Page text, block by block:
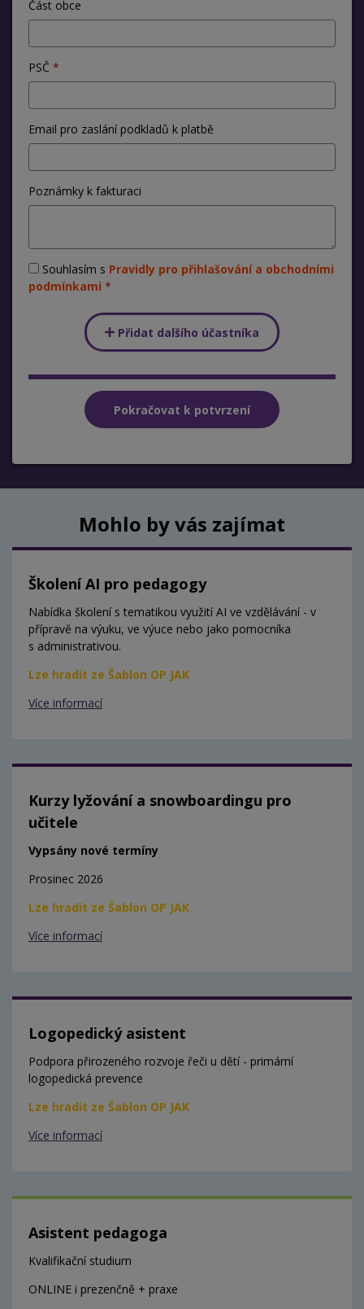
Část obce
PSČ
Email pro zaslání podkladů k platbě
Poznámky k fakturaci
Souhlasím s Pravidly pro přihlašování a obchodními
podmínkami
Přidat dalšího účastníka
Mohlo by vás zajímat
Školení AI pro pedagogy
Nabídka školení s tematikou využití AI ve vzdělávání - v
přípravě na výuku, ve výuce nebo jako pomocníka
s administrativou.
Lze hradit ze Šablon OP JAK
Více informací
Kurzy lyžování a snowboardingu pro
učitele
Vypsány nové termíny
Prosinec 2026
Lze hradit ze Šablon OP JAK
Více informací
Logopedický asistent
Podpora přirozeného rozvoje řeči u dětí - primární
logopedická prevence
Lze hradit ze Šablon OP JAK
Více informací
Asistent pedagoga
Kvalifikační studium
ONLINE i prezenčně + praxe